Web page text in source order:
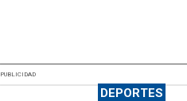
PUBLICIDAD
DEPORTES